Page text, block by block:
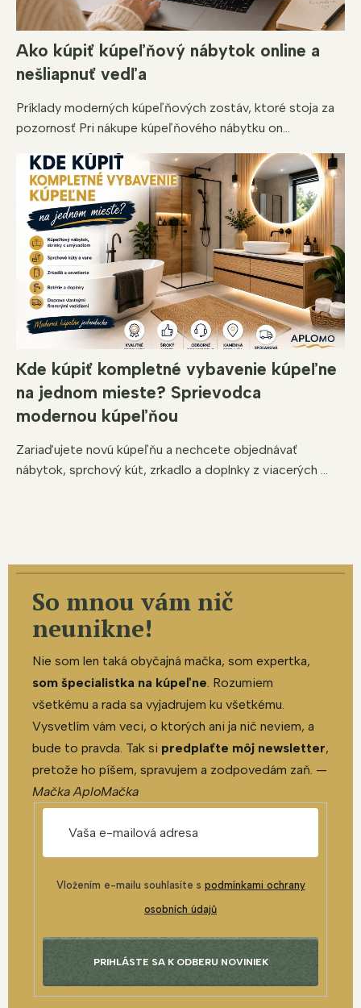
Ako kúpiť kúpeľňový nábytok online a
nešliapnuť vedľa
Príklady moderných kúpeľňových zostáv, ktoré stoja za
pozornosť Pri nákupe kúpeľňového nábytku on...
Kde kúpiť kompletné vybavenie kúpeľne
na jednom mieste? Sprievodca
modernou kúpeľňou
Zariaďujete novú kúpeľňu a nechcete objednávať
nábytok, sprchový kút, zrkadlo a doplnky z viacerých ...
So mnou vám nič
neunikne!
Nie som len taká obyčajná mačka, som expertka,
som špecialistka na kúpeľne. Rozumiem
všetkému a rada sa vyjadrujem ku všetkému.
Vysvetlím vám veci, o ktorých ani ja nič neviem, a
bude to pravda. Tak si predplaťte môj newsletter,
pretože ho píšem, spravujem a zodpovedám zaň. —
Mačka AploMačka
Vložením e-mailu souhlasíte s podmínkami ochrany
osobních údajů
PRIHLÁSTE SA K ODBERU NOVINIEK